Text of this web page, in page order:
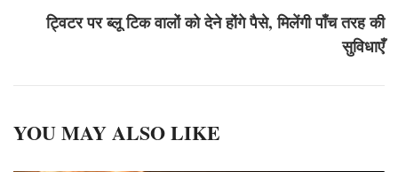
ट्विटर पर ब्लू टिक वालों को देने होंगे पैसे, मिलेंगी पाँच तरह की
सुविधाएँ
YOU MAY ALSO LIKE